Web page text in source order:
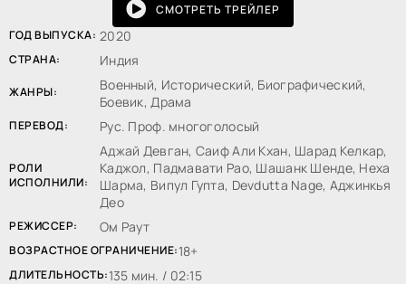
СМОТРЕТЬ ТРЕЙЛЕР
ГОД ВЫПУСКА: 2020
СТРАНА: Индия
ЖАНРЫ:
Военный, Исторический, Биографический,
Боевик, Драма
ПЕРЕВОД: Рус. Проф. многоголосый
РОЛИ
ИСПОЛНИЛИ:
Аджай Девган, Саиф Али Кхан, Шарад Келкар,
Каджол, Падмавати Рао, Шашанк Шенде, Неха
Шарма, Випул Гупта, Devdutta Nage, Аджинкья
Део
РЕЖИССЕР: Ом Раут
ВОЗРАСТНОЕ ОГРАНИЧЕНИЕ:18+
ДЛИТЕЛЬНОСТЬ:135 мин. / 02:15